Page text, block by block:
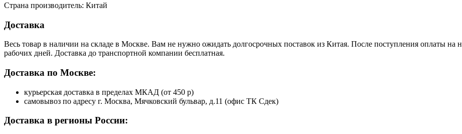
Страна производитель: Китай
Доставка
Весь товар в наличии на складе в Москве. Вам не нужно ожидать долгосрочных поставок из Китая. После поступления оплаты на
рабочих дней. Доставка до транспортной компании бесплатная.
Доставка по Москве:
курьерская доставка в пределах МКАД (от 450 р)
самовывоз по адресу г. Москва, Мячковский бульвар, д.11 (офис ТК Сдек)
Доставка в регионы России: